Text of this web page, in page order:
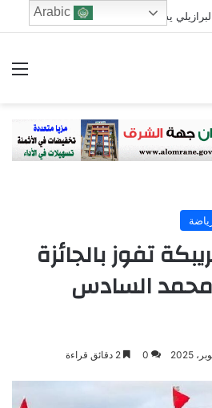
في 24 ساعة.. كروزيرو البرازيلي يستعير 3 لاعبين من الدوري السعودي في صفقة غير مسبوقة
تفوز بالجائزة
محمد السادس
0
Arabic